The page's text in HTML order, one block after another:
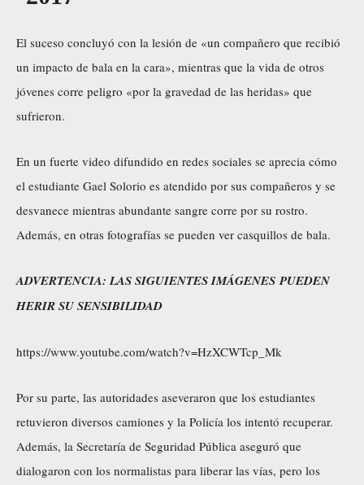
El suceso concluyó con la lesión de «un compañero que recibió
un impacto de bala en la cara», mientras que la vida de otros
jóvenes corre peligro «por la gravedad de las heridas» que
sufrieron.
En un fuerte video difundido en redes sociales se aprecia cómo
el estudiante Gael Solorio es atendido por sus compañeros y se
desvanece mientras abundante sangre corre por su rostro.
Además, en otras fotografías se pueden ver casquillos de bala.
ADVERTENCIA: LAS SIGUIENTES IMÁGENES PUEDEN
HERIR SU SENSIBILIDAD
https://www.youtube.com/watch?v=HzXCWTcp_Mk
Por su parte, las autoridades aseveraron que los estudiantes
retuvieron diversos camiones y la Policía los intentó recuperar.
Además, la Secretaría de Seguridad Pública aseguró que
dialogaron con los normalistas para liberar las vías, pero los